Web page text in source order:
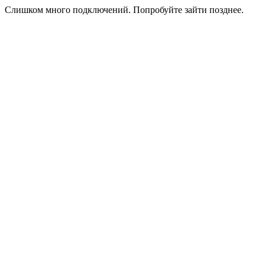
Слишком много подключений. Попробуйте зайти позднее.